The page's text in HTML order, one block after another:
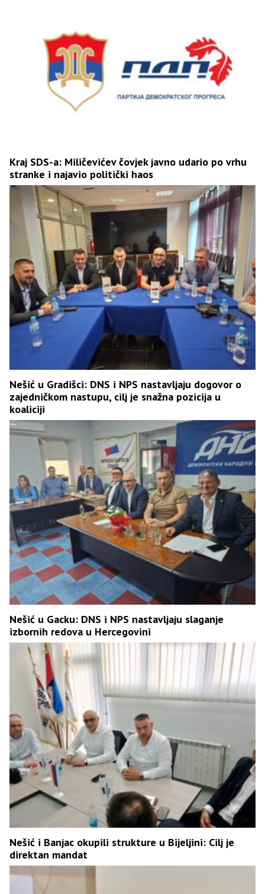
Kraj SDS-a: Miličevićev čovjek javno udario po vrhu
stranke i najavio politički haos
Nešić u Gradišci: DNS i NPS nastavljaju dogovor o
zajedničkom nastupu, cilj je snažna pozicija u
koaliciji
Nešić u Gacku: DNS i NPS nastavljaju slaganje
izbornih redova u Hercegovini
Nešić i Banjac okupili strukture u Bijeljini: Cilj je
direktan mandat